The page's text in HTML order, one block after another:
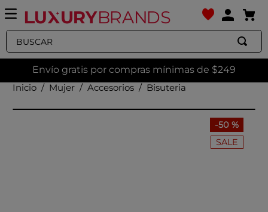
Buscar
Envío gratis por compras mínimas de $249
Mujer
Accesorios Bisuteria
-50 %
SALE